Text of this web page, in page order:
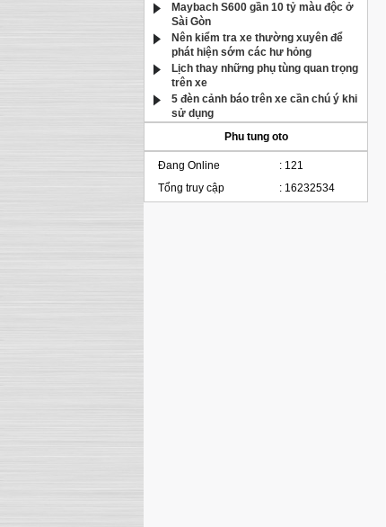
Má phanh trước Mercedes C200,C250,C300
E250 CGI W204 W212
Maybach S600 gần 10 tỷ màu độc ở
Sài Gòn
Nên kiểm tra xe thường xuyên để
phát hiện sớm các hư hỏng
Lịch thay những phụ tùng quan trọng
trên xe
5 đèn cảnh báo trên xe cần chú ý khi
sử dụng
Phu tung oto
Đang Online : 121
Tổng truy cập
: 16232534